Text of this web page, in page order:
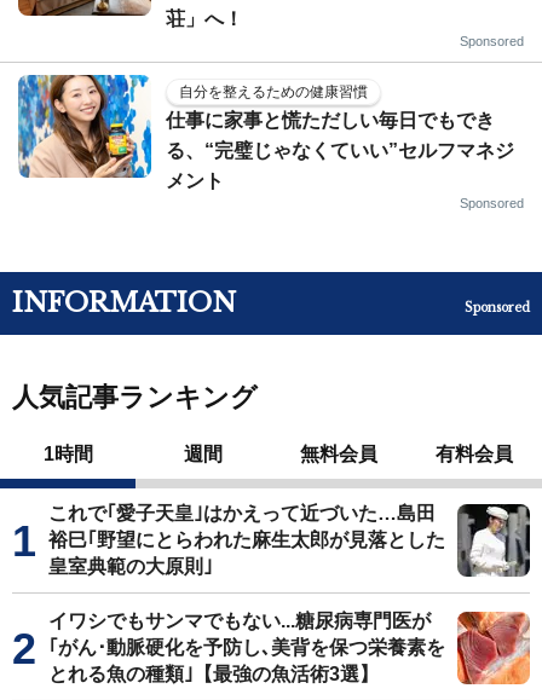
荘」へ！
Sponsored
自分を整えるための健康習慣
仕事に家事と慌ただしい毎日でもでき
る、“完璧じゃなくていい”セルフマネジ
メント
Sponsored
INFORMATION Sponsored
人気記事ランキング
1時間 週間 無料会員 有料会員
これで｢愛子天皇｣はかえって近づいた…島田
裕巳｢野望にとらわれた麻生太郎が見落とした
皇室典範の大原則｣
イワシでもサンマでもない...糖尿病専門医が
｢がん･動脈硬化を予防し､美背を保つ栄養素を
とれる魚の種類｣【最強の魚活術3選】